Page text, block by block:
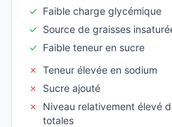
✓ Faible charge glycémique
✓ Source de graisses
✓ Faible teneur en sucre
✗ Teneur élevée en sodium
✗
Sucre ajouté
✗
Niveau relativement élevé
totales